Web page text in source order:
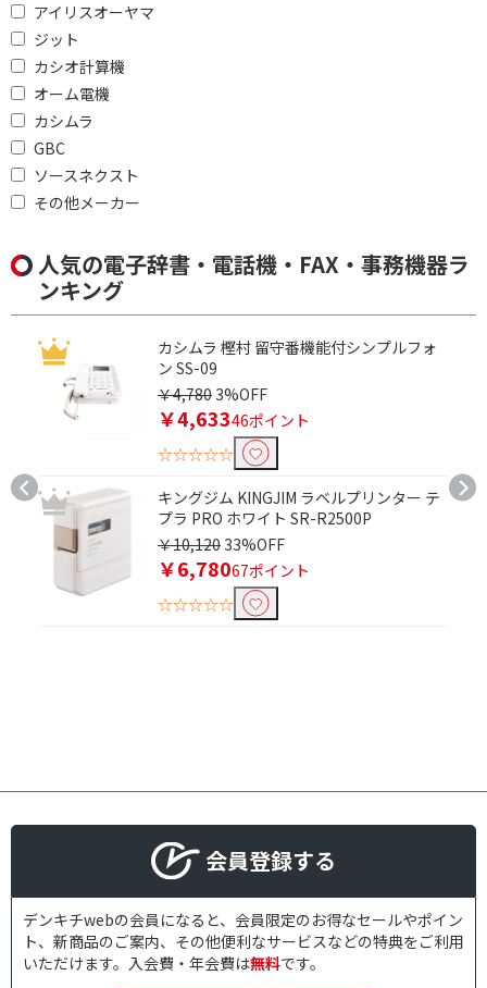
アイリスオーヤマ
ジット
カシオ計算機
オーム電機
カシムラ
GBC
ソースネクスト
その他メーカー
AC電源
乾電池
容量で絞り込む
30L以上
対応
キー配列で絞り込む
JISキー配列
紙質で絞り込む
Bluetooth対応で絞り込む
Bluetooth対応
Wi-Fiで絞り込む
子機なし
子機2台
停電時対応で絞り込む
有
人気の電子辞書・電話機・FAX・事務機器ラ
ンキング
カシムラ 樫村 留守番機能付シンプルフォ
ン SS-09
￥4,780 3%OFF
￥4,63346ポイント
☆☆☆☆☆
キングジム KINGJIM ラベルプリンター テ
プラ PRO ホワイト SR-R2500P
￥10,120 33%OFF
￥6,78067ポイント
☆☆☆☆☆
会員登録する
デンキチwebの会員になると、会員限定のお得なセールやポイン
ト、新商品のご案内、その他便利なサービスなどの特典をご利用
いただけます。入会費・年会費は無料です。